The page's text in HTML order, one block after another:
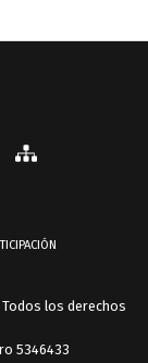
los derechos
5346433